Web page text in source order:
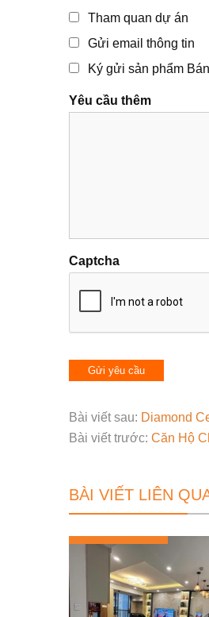
Tham quan dự án
Gửi email thông tin
Ký gửi sản phẩm
Yêu cầu thêm
Captcha
Bài viết sau: Diamond
Bài viết trước: Căn Hộ
BÀI VIẾT LIÊN